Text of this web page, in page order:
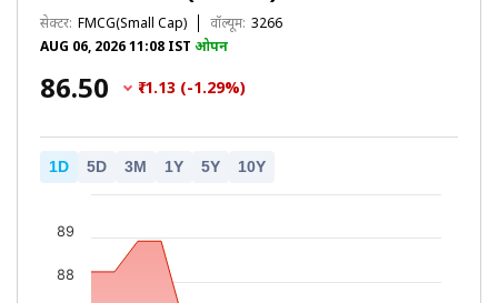
सेक्टर: FMCG(Small Cap) वॉल्यूम: 3266
AUG 06, 2026 11:08 IST ओपन
₹86.50 ₹-1.13 (-1.29%)
1D 5D 3M 1Y 5Y 10Y
88
89